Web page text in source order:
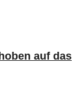
auf das